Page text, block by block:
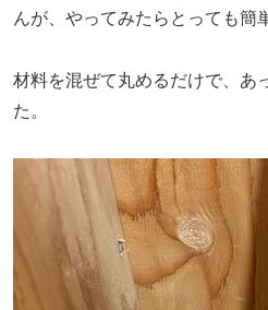
んが、やってみたらとっても簡
材料を混ぜて丸めるだけで、あ
た。